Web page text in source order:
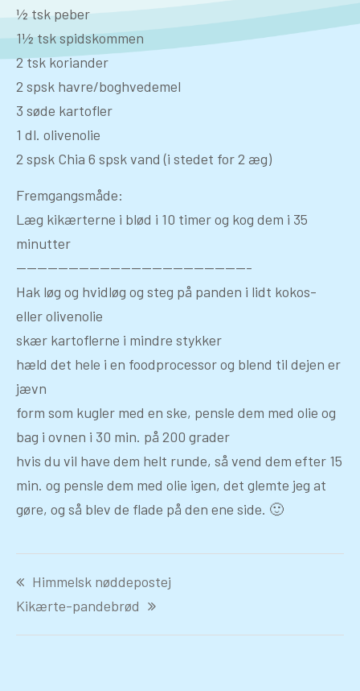
½ tsk peber
1½ tsk spidskommen
2 tsk koriander
2 spsk havre/boghvedemel
3 søde kartofler
1 dl. olivenolie
2 spsk Chia 6 spsk vand (i stedet for 2 æg)
Fremgangsmåde:
Læg kikærterne i blød i 10 timer og kog dem i 35
minutter
——————————————————————-
Hak løg og hvidløg og steg på panden i lidt kokos-
eller olivenolie
skær kartoflerne i mindre stykker
hæld det hele i en foodprocessor og blend til dejen er
jævn
form som kugler med en ske, pensle dem med olie og
bag i ovnen i 30 min. på 200 grader
hvis du vil have dem helt runde, så vend dem efter 15
min. og pensle dem med olie igen, det glemte jeg at
gøre, og så blev de flade på den ene side. 🙂
Himmelsk nøddepostej
Kikærte-pandebrød